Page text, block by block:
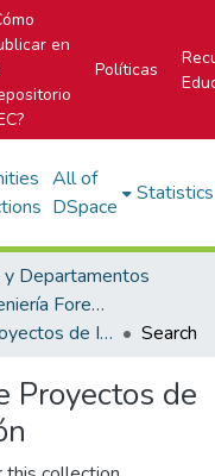
en
Políticas
All of
DSpace
Statistics
y Departamentos
Escuela de Ingeniería Forestal
Informes de Proyectos de Investigación
Search
Proyectos de